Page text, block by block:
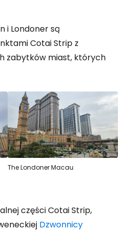
i Londoner są
Cotai Strip z
zabytków miast, których
The Londoner Macau
części Cotai Strip,
Dzwonnicy